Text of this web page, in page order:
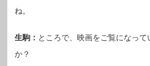
ね。
生駒： ところで、映画をご覧になって
か？